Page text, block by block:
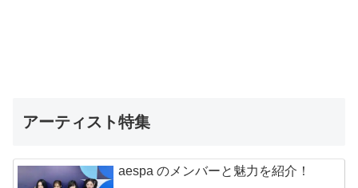
アーティスト特集
aespa のメンバーと魅力を紹介！